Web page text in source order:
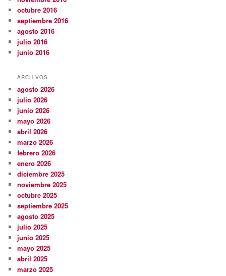
octubre 2016
septiembre 2016
agosto 2016
julio 2016
junio 2016
ARCHIVOS
agosto 2026
julio 2026
junio 2026
mayo 2026
abril 2026
marzo 2026
febrero 2026
enero 2026
diciembre 2025
noviembre 2025
octubre 2025
septiembre 2025
agosto 2025
julio 2025
junio 2025
mayo 2025
abril 2025
marzo 2025